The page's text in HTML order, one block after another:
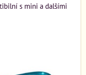
s mini a dalšími